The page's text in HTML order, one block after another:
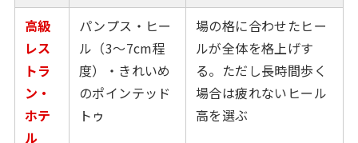
高級
レス
トラ
ン・
ホテ
ル
パンプス・ヒー
ル（3〜7cm程
度）・きれいめ
のポインテッド
トゥ
場の格に合わせたヒー
ルが全体を格上げす
る。ただし長時間歩く
場合は疲れないヒール
高を選ぶ